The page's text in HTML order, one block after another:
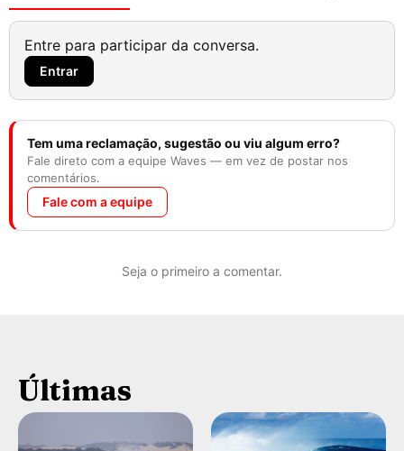
Entre para participar da conversa.
Entrar
Tem uma reclamação, sugestão ou viu algum erro?
Fale direto com a equipe Waves — em vez de postar nos
comentários.
Fale com a equipe
Seja o primeiro a comentar.
Últimas